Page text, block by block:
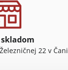
22 v Čani